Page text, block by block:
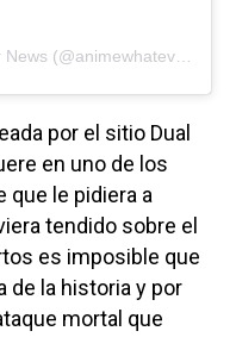
por el sitio Dual
en uno de los
que le pidiera a
tendido sobre el
es imposible que
de la historia y por
mortal que